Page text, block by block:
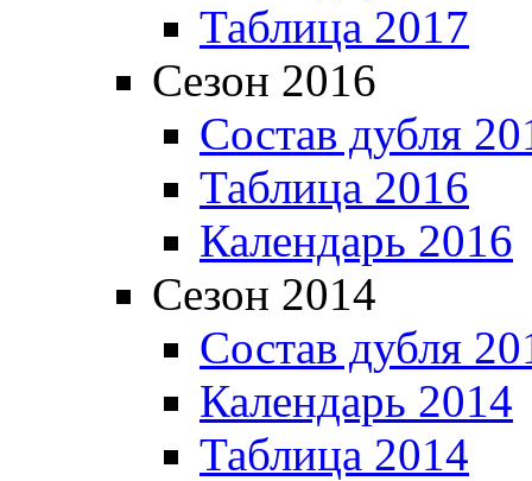
Таблица 2017
Сезон 2016
Состав дубля
Таблица 2016
Календарь 2016
Сезон 2014
Состав дубля
Календарь 2014
Таблица 2014